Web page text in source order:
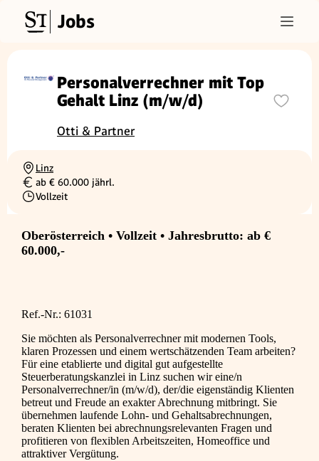
Jobs
Personalverrechner mit Top
Gehalt Linz (m/w/d)
Otti & Partner
Ortschaft
Linz
Gehalt
ab € 60.000 jährl.
Beschäftigungsart
Vollzeit
Oberösterreich • Vollzeit • Jahresbrutto: ab €
60.000,-
Ref.-Nr.: 61031
Sie möchten als Personalverrechner mit modernen Tools,
klaren Prozessen und einem wertschätzenden Team arbeiten?
Für eine etablierte und digital gut aufgestellte
Steuerberatungskanzlei in Linz suchen wir eine/n
Personalverrechner/in (m/w/d), der/die eigenständig Klienten
betreut und Freude an exakter Abrechnung mitbringt. Sie
übernehmen laufende Lohn- und Gehaltsabrechnungen,
beraten Klienten bei abrechnungsrelevanten Fragen und
profitieren von flexiblen Arbeitszeiten, Homeoffice und
attraktiver Vergütung.